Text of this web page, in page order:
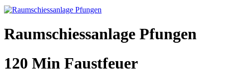
Raumschiessanlage Pfungen
120 Min Faustfeuer